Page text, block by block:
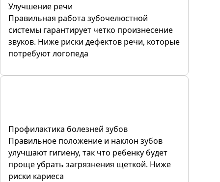
Улучшение речи
Правильная работа зубочелюстной
системы гарантирует четко произнесение
звуков. Ниже риски дефектов речи, которые
потребуют логопеда
Профилактика болезней зубов
Правильное положение и наклон зубов
улучшают гигиену, так что ребенку будет
проще убрать загрязнения щеткой. Ниже
риски кариеса